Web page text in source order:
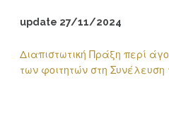
update 27/11/2024
Διαπιστωτική Πράξη περί
των φοιτητών στη